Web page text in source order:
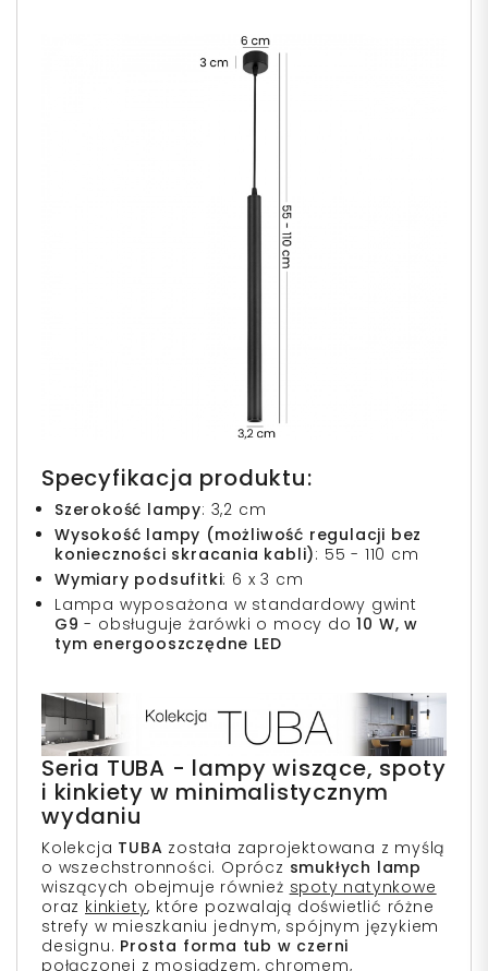
Specyfikacja produktu:
Szerokość lampy: 3,2 cm
Wysokość lampy (możliwość regulacji bez
konieczności skracania kabli): 55 - 110 cm
Wymiary podsufitki: 6 x 3 cm
Lampa wyposażona w standardowy gwint
G9 - obsługuje żarówki o mocy do10 W, w
tym energooszczędne LED
Seria TUBA - lampy wiszące, spoty
i kinkiety w minimalistycznym
wydaniu
Kolekcja TUBA została zaprojektowana z myślą
o wszechstronności. Oprócz smukłych lamp
wiszących obejmuje również spoty natynkowe
oraz kinkiety, które pozwalają doświetlić różne
strefy w mieszkaniu jednym, spójnym językiem
designu. Prosta forma tub w czerni
połączonej z mosiądzem, chromem,